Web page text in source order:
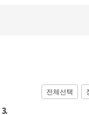
전체선택
3.